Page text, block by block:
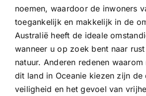
noemen, waardoor de inwoners
toegankelijk en makkelijk in de
Australië heeft de ideale
wanneer u op zoek bent naar
natuur. Anderen redenen
dit land in Oceanie kiezen zijn de
veiligheid en het gevoel van